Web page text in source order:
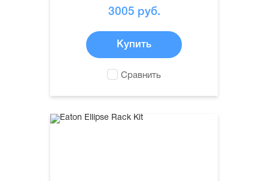
3005 руб.
Купить
Сравнить